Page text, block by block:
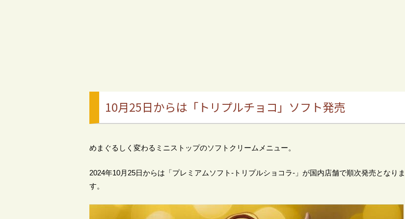
10月25日からは「トリプルチョコ」ソフト発売
めまぐるしく変わるミニストップのソフトクリームメニュー。
2024年10月25日からは「プレミアムソフト‐トリプルショコラ‐」が国内店舗で順次発売となりま
す。